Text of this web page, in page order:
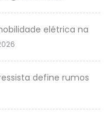
elétrica na
define rumos